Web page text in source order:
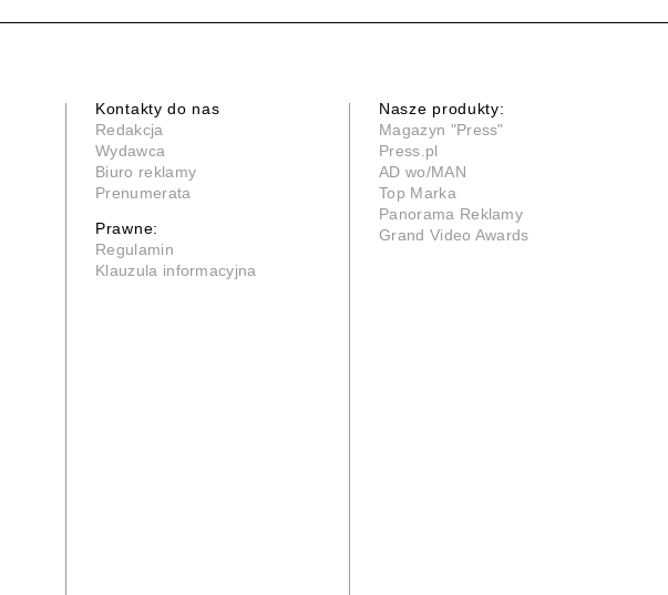
Kontakty do nas
Redakcja
Wydawca
Biuro reklamy
Prenumerata
Prawne:
Regulamin
Klauzula informacyjna
Nasze produkty:
Magazyn "Press"
Press.pl
AD wo/MAN
Top Marka
Panorama Reklamy
Grand Video Awards